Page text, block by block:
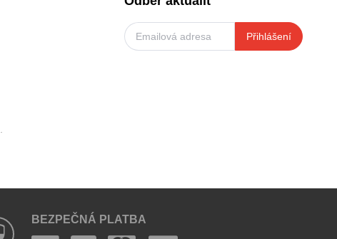
Přihlášení
BEZPEČNÁ PLATBA